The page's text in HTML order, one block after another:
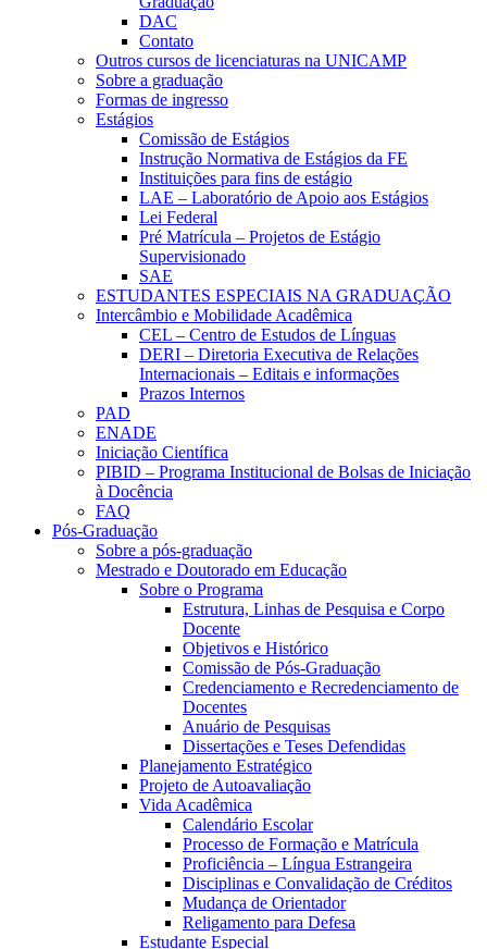
DAC
Contato
Outros cursos de licenciaturas na UNICAMP
Sobre a graduação
Formas de ingresso
Estágios
Comissão de Estágios
Instrução Normativa de Estágios da FE
Instituições para fins de estágio
LAE – Laboratório de Apoio aos Estágios
Lei Federal
Pré Matrícula – Projetos de Estágio
Supervisionado
SAE
ESTUDANTES ESPECIAIS NA GRADUAÇÃO
Intercâmbio e Mobilidade Acadêmica
CEL – Centro de Estudos de Línguas
DERI – Diretoria Executiva de Relações
Internacionais – Editais e informações
Prazos Internos
PAD
ENADE
Iniciação Científica
PIBID – Programa Institucional de Bolsas de Iniciação
à Docência
FAQ
Pós-Graduação
Sobre a pós-graduação
Mestrado e Doutorado em Educação
Sobre o Programa
Estrutura, Linhas de Pesquisa e Corpo
Docente
Objetivos e Histórico
Comissão de Pós-Graduação
Credenciamento e Recredenciamento de
Docentes
Anuário de Pesquisas
Dissertações e Teses Defendidas
Planejamento Estratégico
Projeto de Autoavaliação
Vida Acadêmica
Calendário Escolar
Processo de Formação e Matrícula
Proficiência – Língua Estrangeira
Disciplinas e Convalidação de Créditos
Mudança de Orientador
Religamento para Defesa
Estudante Especial